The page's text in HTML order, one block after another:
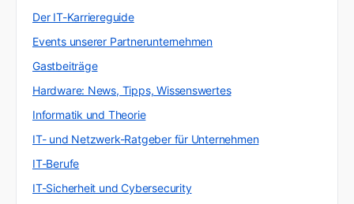
Der IT-Karriereguide
Events unserer Partnerunternehmen
Gastbeiträge
Hardware: News, Tipps, Wissenswertes
Informatik und Theorie
IT- und Netzwerk-Ratgeber für Unternehmen
IT-Berufe
IT-Sicherheit und Cybersecurity